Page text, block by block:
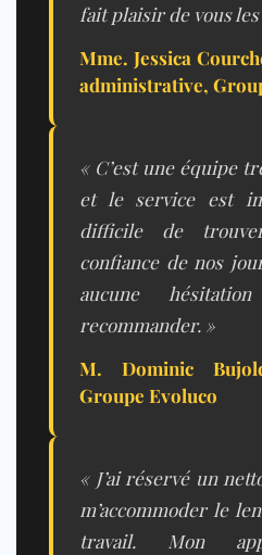
fait plaisir de vous
Mme. Jessica
administrative,
« C’est une équipe
et le service est
difficile de
confiance de nos
aucune
recommander. »
M. Dominic
Groupe Evoluco
« J’ai réservé un
m’accommoder le
travail. Mon